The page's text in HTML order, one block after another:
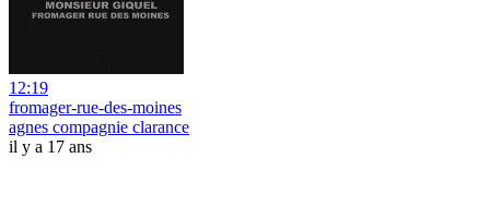
12:19
fromager-rue-des-moines
agnes compagnie clarance
il y a 17 ans